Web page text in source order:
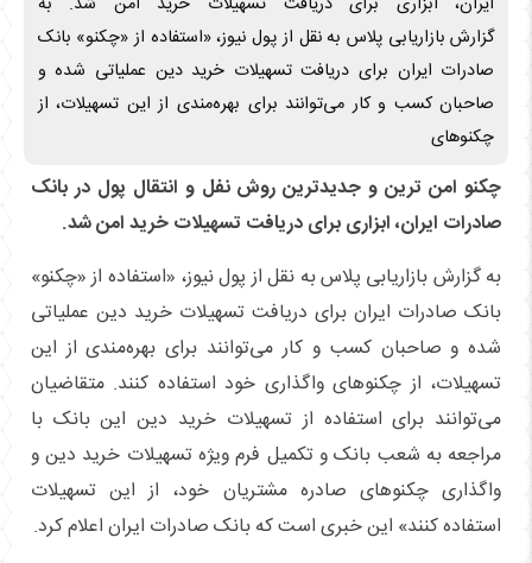
گزارش بازاریابی پلاس به نقل از پول نیوز، «استفاده از «چکنو» بانک
صادرات ایران برای دریافت تسهیلات خرید دین عملیاتی شده و
صاحبان کسب و کار می‌توانند برای بهره‌مندی از این تسهیلات، از
چکنو‌های
چکنو امن ترین و جدیدترین روش‌ نفل و انتقال پول در بانک
صادرات ایران، ابزاری برای دریافت تسهیلات خرید امن شد.
به گزارش بازاریابی پلاس به نقل از پول نیوز، «استفاده از «چکنو»
بانک صادرات ایران برای دریافت تسهیلات خرید دین عملیاتی
شده و صاحبان کسب و کار می‌توانند برای بهره‌مندی از این
تسهیلات، از چکنو‌های واگذاری خود استفاده کنند. متقاضیان
می‌توانند برای استفاده از تسهیلات خرید دین این بانک با
مراجعه به شعب بانک و تکمیل فرم ویژه تسهیلات خرید دین و
واگذاری چکنو‌های صادره مشتریان خود، از این تسهیلات
استفاده کنند» این خبری است که بانک صادرات ایران اعلام کرد.